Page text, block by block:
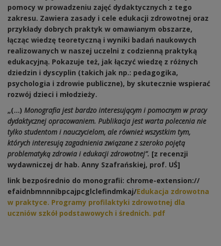
pomocy w prowadzeniu zajęć dydaktycznych z tego
zakresu. Zawiera zasady i cele edukacji zdrowotnej oraz
przykłady dobrych praktyk w omawianym obszarze,
łącząc wiedzę teoretyczną i wyniki badań naukowych
realizowanych w naszej uczelni z codzienną praktyką
edukacyjną. Pokazuje też, jak łączyć wiedzę z różnych
dziedzin i dyscyplin (takich jak np.: pedagogika,
psychologia i zdrowie publiczne), by skutecznie wspierać
rozwój dzieci i młodzieży.
„(…) Monografia jest bardzo interesującym i pomocnym w pracy
dydaktycznej opracowaniem. Publikacja jest warta polecenia nie
tylko studentom i nauczycielom, ale również wszystkim tym,
których interesują zagadnienia związane z szeroko pojętą
problematyką zdrowia i edukacji zdrowotnej”. [z recenzji
wydawniczej dr hab. Anny Szafrańskiej, prof. UŚ]
link bezpośrednio do monografii: chrome-extension://
efaidnbmnnnibpcajpcglclefindmkaj/Edukacja zdrowotna
w praktyce. Programy profilaktyki zdrowotnej dla
uczniów szkół podstawowych i średnich. pdf